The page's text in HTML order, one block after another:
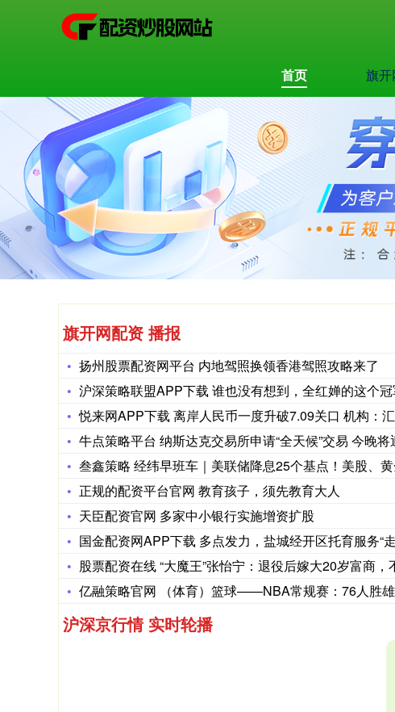
首页 旗
旗开网配资 播报
扬州股票配资网平台 内地驾照换领香港驾照攻略来了
沪深策略联盟APP下载 谁也没有想到，全红婵的这个
悦来网APP下载 离岸人民币一度升破7.09关口 机构：
牛点策略平台 纳斯达克交易所申请“全天候”交易 今晚将
叁鑫策略 经纬早班车｜美联储降息25个基点！美股、
正规的配资平台官网 教育孩子，须先教育大人
天臣配资官网 多家中小银行实施增资扩股
国金配资网APP下载 多点发力，盐城经开区托育服务“
股票配资在线 “大魔王”张怡宁：退役后嫁大20岁富商，
亿融策略官网 （体育）篮球——NBA常规赛：76人胜
沪深京行情 实时轮播